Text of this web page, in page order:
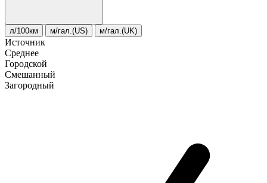
л/100км м/гал.(US) м/гал.(UK)
Источник
Среднее
Городской
Смешанный
Загородный